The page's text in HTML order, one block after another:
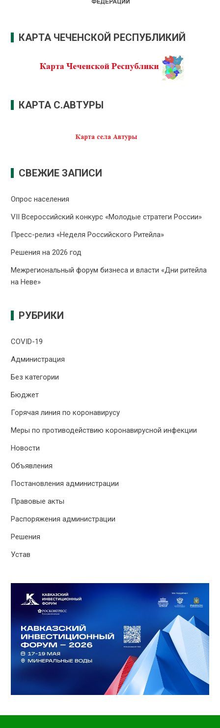
КАРТА ЧЕЧЕНСКОЙ РЕСПУБЛИКИЙ
КАРТА С.АВТУРЫ
СВЕЖИЕ ЗАПИСИ
Опрос населения
VII Всероссийский конкурс «Молодые стратеги России»
Пресс-релиз «Неделя Российского Ритейла»
Решения на 2026 год
Межрегиональный форум бизнеса и власти «Дни ритейла
на Неве»
РУБРИКИ
COVID-19
Администрация
Без категории
Бюджет
Горячая линия по коронавирусу
Меры по противодействию коронавирусной инфекции
Новости
Объявления
Постановления администрации
Правовые акты
Распоряжения администрации
Решения
Устав